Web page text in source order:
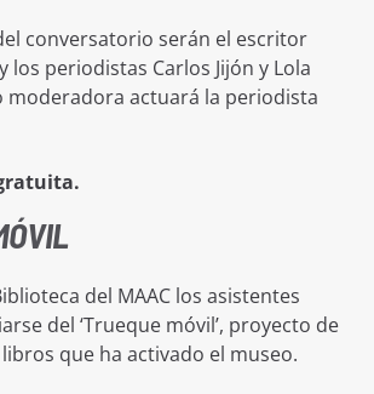
conversatorio serán el escritor
los periodistas Carlos Jijón y Lola
moderadora actuará la periodista
del MAAC los asistentes
del ‘Trueque móvil’, proyecto de
que ha activado el museo.